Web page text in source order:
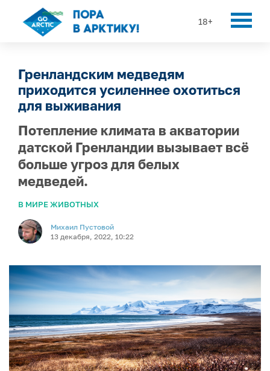
18+
Гренландским медведям
приходится усиленнее охотиться
для выживания
Потепление климата в акватории
датской Гренландии вызывает всё
больше угроз для белых
медведей.
В МИРЕ ЖИВОТНЫХ
Михаил Пустовой
13 декабря, 2022, 10:22